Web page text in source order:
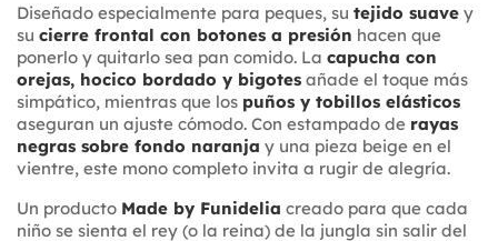
Diseñado especialmente para peques, su tejido suave y
su cierre frontal con botones a presión hacen que
ponerlo y quitarlo sea pan comido. La capucha con
orejas, hocico bordado y bigotes añade el toque más
simpático, mientras que los puños y tobillos elásticos
aseguran un ajuste cómodo. Con estampado de rayas
negras sobre fondo naranja y una pieza beige en el
vientre, este mono completo invita a rugir de alegría.
Un producto Made by Funidelia creado para que cada
niño se sienta el rey (o la reina) de la jungla sin salir del